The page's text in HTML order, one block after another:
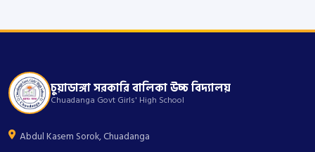
চুয়াডাঙ্গা সরকারি বালিকা উচ্চ বিদ্যালয়
Chuadanga Govt Girls' High School
Abdul Kasem Sorok, Chuadanga